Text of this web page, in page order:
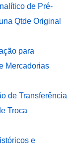
de Pré-
Qtde Original
para
Mercadorias
de Transferência
Troca
e